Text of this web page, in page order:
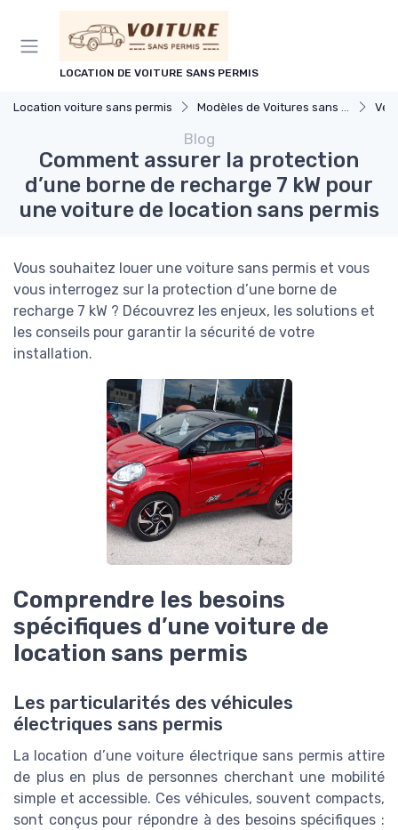
LOCATION DE VOITURE SANS PERMIS
Location voiture sans permis Modèles de Voitures sans Permis
Blog
Comment assurer la protection
d’une borne de recharge 7 kW pour
une voiture de location sans permis
Vous souhaitez louer une voiture sans permis et vous
vous interrogez sur la protection d’une borne de
recharge 7 kW ? Découvrez les enjeux, les solutions et
les conseils pour garantir la sécurité de votre
installation.
Comprendre les besoins
spécifiques d’une voiture de
location sans permis
Les particularités des véhicules
électriques sans permis
La location d’une voiture électrique sans permis attire
de plus en plus de personnes cherchant une mobilité
simple et accessible. Ces véhicules, souvent compacts,
sont conçus pour répondre à des besoins spécifiques :